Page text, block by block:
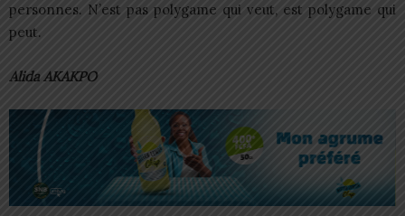
personnes. N’est pas polygame qui veut, est polygame qui
peut.
Alida AKAKPO